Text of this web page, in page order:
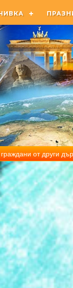
от други